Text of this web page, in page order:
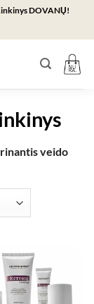
DOVANŲ!
veido